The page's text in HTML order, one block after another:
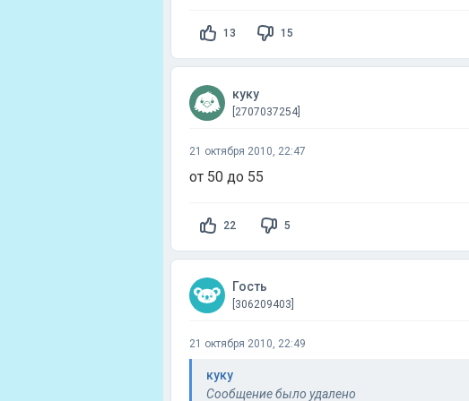
13 15
куку
[2707037254]
21 октября 2010, 22:47
от 50 до 55
22 5
Гость
[306209403]
21 октября 2010, 22:49
куку
Сообщение было удалено